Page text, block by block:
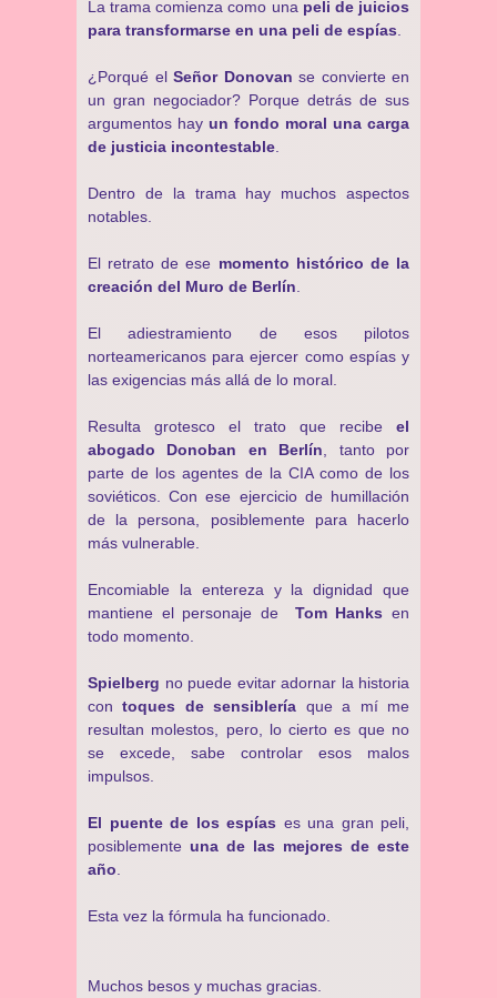
La trama comienza como una peli de juicios
para transformarse en una peli de espías
¿Porqué el Señor Donovan se convierte en
un gran negociador? Porque detrás de sus
argumentos hay un fondo moral una carga
de justicia incontestable
Dentro de la trama hay muchos aspectos
notables.
El retrato de ese momento histórico de la
creación del Muro de Berlín
El adiestramiento de esos pilotos
norteamericanos para ejercer como espías y
las exigencias más allá de lo moral.
Resulta grotesco el trato que recibe el
abogado Donoban en Berlín , tanto por
parte de los agentes de la CIA como de los
soviéticos. Con ese ejercicio de humillación
de la persona, posiblemente para hacerlo
más vulnerable.
Encomiable la entereza y la dignidad que
mantiene el personaje de Tom Hanks en
todo momento.
Spielberg no puede evitar adornar la historia
contoques de sensiblería que a mí me
resultan molestos, pero, lo cierto es que no
se excede, sabe controlar esos malos
impulsos.
El puente de los espías es una gran peli,
posiblemente una de las mejores de este
año
Esta vez la fórmula ha funcionado.
Muchos besos y muchas gracias.